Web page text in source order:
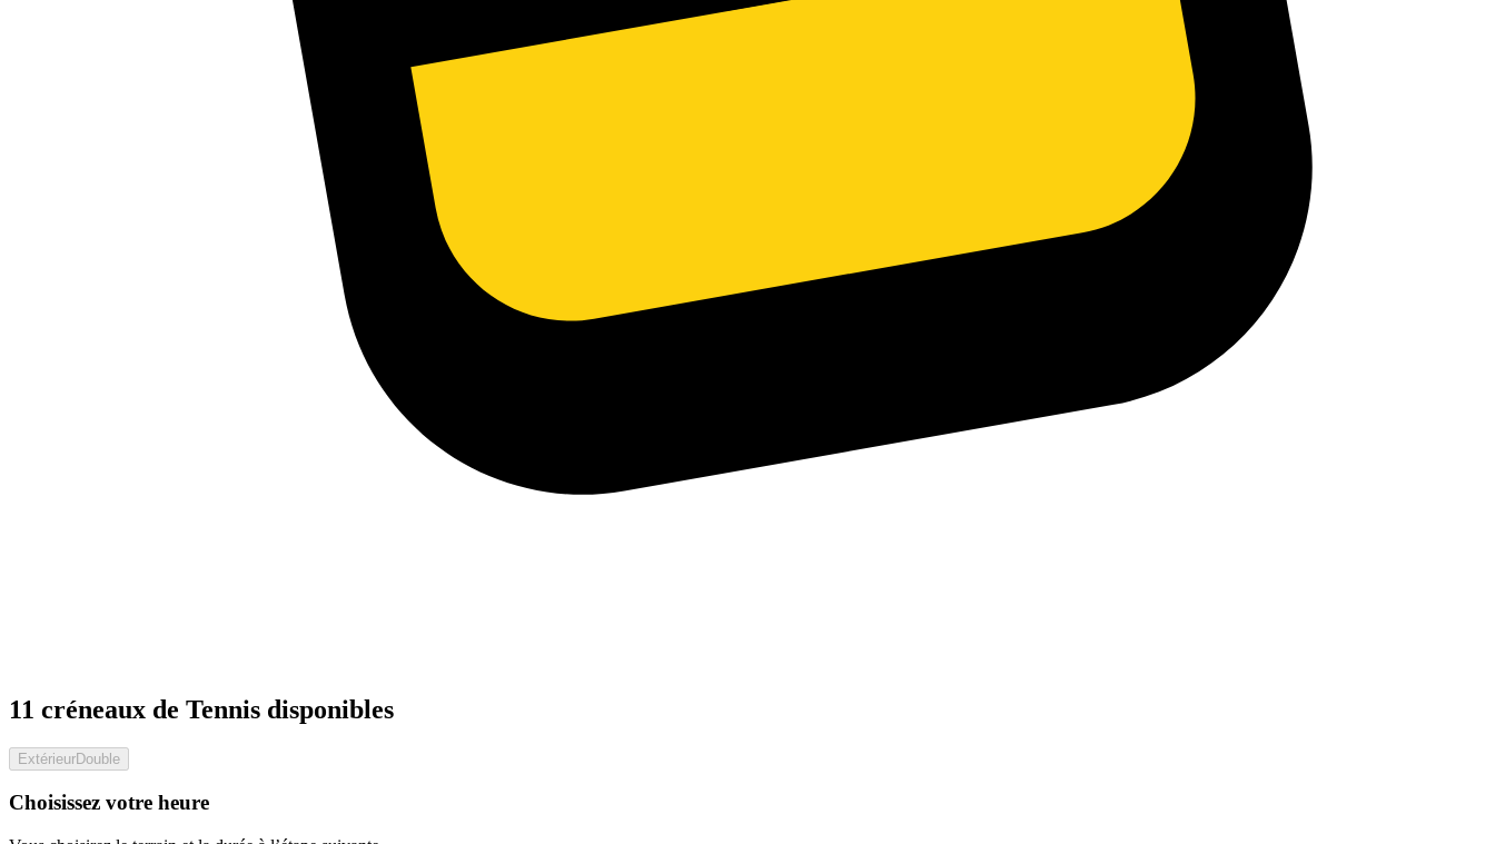
11 créneaux de Tennis disponibles
ExtérieurDouble
Choisissez votre heure